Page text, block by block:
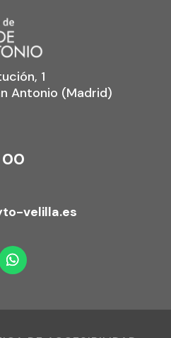
1
Antonio (Madrid)
00
velilla.es